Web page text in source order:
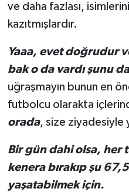
ve daha fazlası,
kazıtmışlardır.
Yaaa, evet doğrudur
bak o da vardı şunu
uğraşmayın bunun en
futbolcu olarakta
orada, size ziyadesiyle
Bir gün dahi olsa, her
kenera bırakıp şu
yaşatabilmek için.